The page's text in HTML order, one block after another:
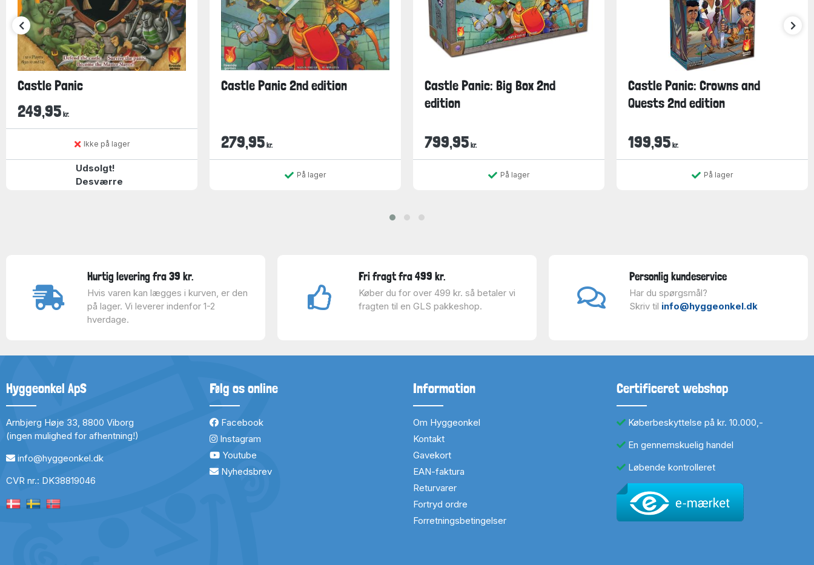
Castle Panic
249,95 kr.
Ikke på lager
Udsolgt!
Desværre
Castle Panic 2nd edition
279,95 kr.
På lager
Castle Panic: Big Box 2nd
edition
799,95 kr.
På lager
Castle Panic: Crowns and
Quests 2nd edition
199,95 kr.
På lager
Hurtig levering fra 39 kr.
Hvis varen kan lægges i kurven, er den
på lager. Vi leverer indenfor 1-2
hverdage.
Fri fragt fra 499 kr.
Køber du for over 499 kr. så betaler vi
fragten til en GLS pakkeshop.
Personlig kundeservice
Har du spørgsmål?
Skriv til info@hyggeonkel.dk
Hyggeonkel ApS
Arnbjerg Høje 33, 8800 Viborg
(ingen mulighed for afhentning!)
info@hyggeonkel.dk
CVR nr.: DK38819046
Følg os online
Facebook
Instagram
Youtube
Nyhedsbrev
Information
Om Hyggeonkel
Kontakt
Gavekort
EAN-faktura
Returvarer
Fortryd ordre
Forretningsbetingelser
Certificeret webshop
Køberbeskyttelse på kr. 10.000,-
En gennemskuelig handel
Løbende kontrolleret